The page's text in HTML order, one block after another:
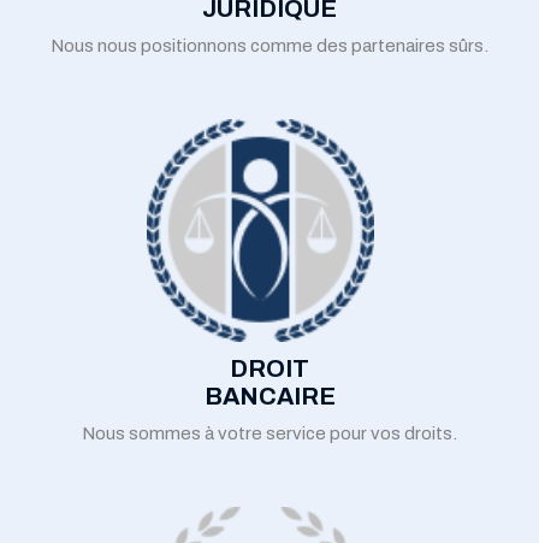
JURIDIQUE
Nous nous positionnons comme des partenaires sûrs.
DROIT
BANCAIRE
Nous sommes à votre service pour vos droits.